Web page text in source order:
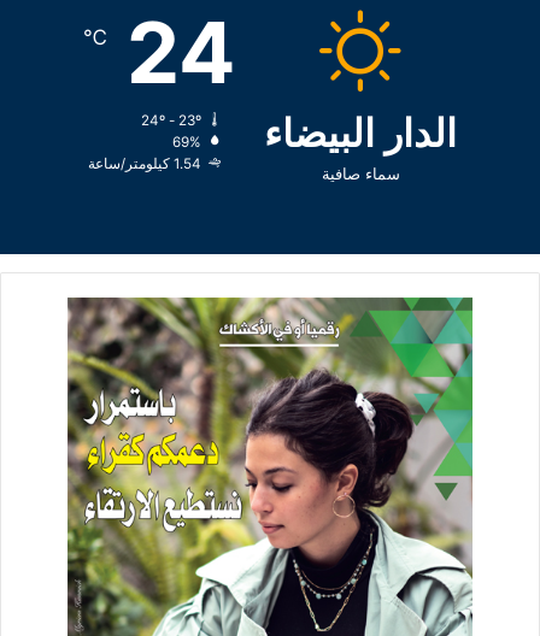
الدار البيضاء
سماء صافية
24
℃
69%
1.54 كيلومتر/ساعة